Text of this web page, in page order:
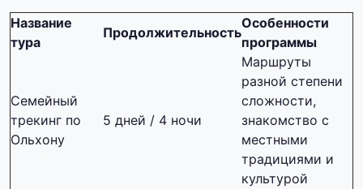
Название
тура
Продолжительность
Особенности
программы
Семейный
трекинг по
Ольхону
5 дней / 4 ночи
Маршруты
разной степени
сложности,
знакомство с
местными
традициями и
культурой